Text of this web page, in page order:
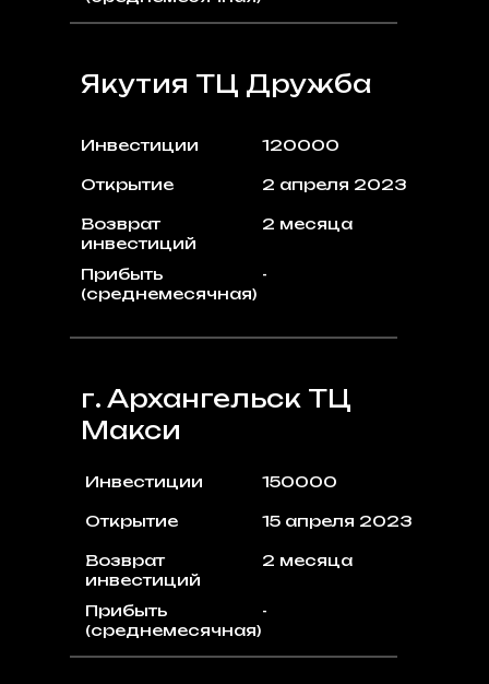
г. Архангельск ТЦ
Макси
Инвестиции 150000
15 апреля 2023
2 месяца
Якутия ТЦ Дружба
Инвестиции
-
120000
Открытие
2 апреля 2023
2 месяца
-
Открытие
Возврат
инвестиций
Возврат
инвестиций
Прибыть
(среднемесячная)
Прибыть
(среднемесячная)